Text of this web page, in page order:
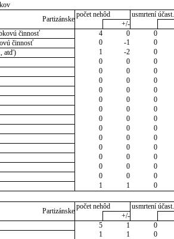
Partizánske
počet nehôd usmrtení účast.
+/-
činnosť
4 0 0
činnosť
0 -1 0
atď)
1 -2 0
0 0 0
0 0 0
0 0 0
0 0 0
0 0 0
0 0 0
0 0 0
0 0 0
0 0 0
0 0 0
0 0 0
0 0 0
0 0 0
1 1 0
Partizánske
počet nehôd usmrtení účast.
+/-
5 1 0
1 1 0